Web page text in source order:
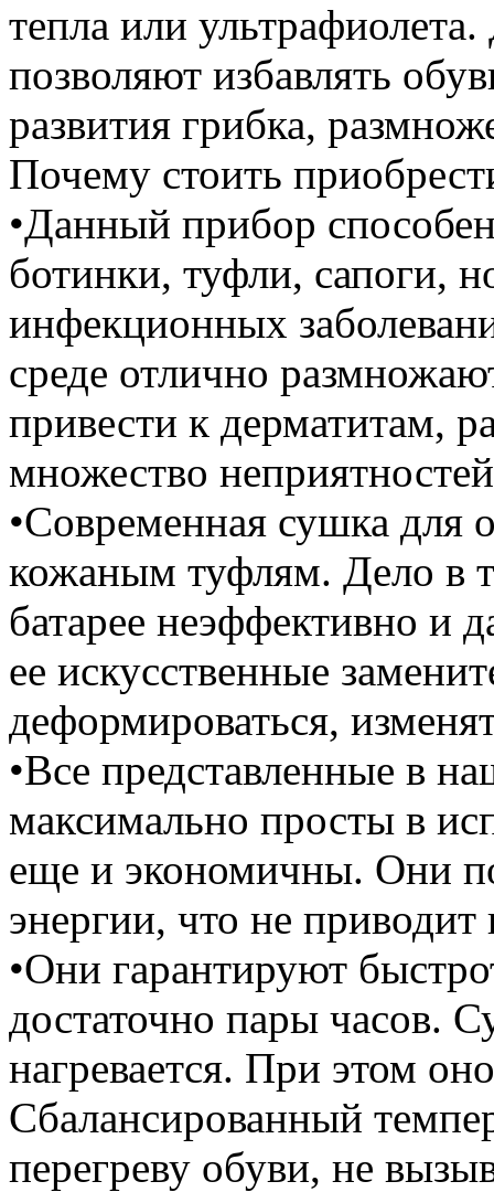
тепла или
позволяют избавлять
развития грибка,
Почему стоить
•Данный прибор
ботинки, туфли, сапоги,
инфекционных
среде отлично
привести к дерматитам,
множество
•Современная сушка для
кожаным туфлям. Дело в
батарее неэффективно и
ее искусственные
деформироваться,
•Все представленные в
максимально просты в
еще и экономичны. Они
энергии, что не
•Они гарантируют
достаточно пары часов.
нагревается. При этом
Сбалансированный
перегреву обуви, не